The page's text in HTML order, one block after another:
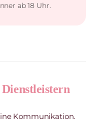
ab 18 Uhr.
Kommunikation.